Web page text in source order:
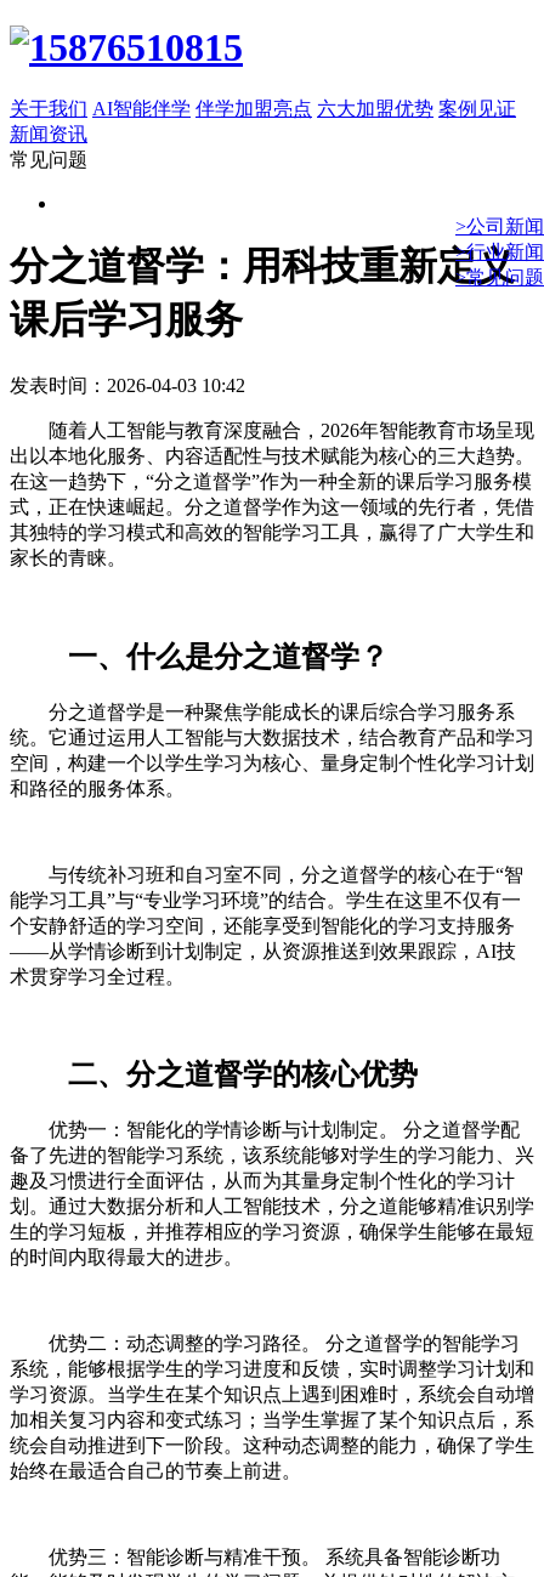
关于我们 AI智能伴学 伴学加盟亮点 六大加盟优势 案例见证
新闻资讯
常见问题
>公司新闻
>行业新闻
>常见问题
分之道督学：用科技重新定义
课后学习服务
发表时间：2026-04-03 10:42
随着人工智能与教育深度融合，2026年智能教育市场呈现
出以本地化服务、内容适配性与技术赋能为核心的三大趋势。
在这一趋势下，“分之道督学”作为一种全新的课后学习服务模
式，正在快速崛起。分之道督学作为这一领域的先行者，凭借
其独特的学习模式和高效的智能学习工具，赢得了广大学生和
家长的青睐。
一、什么是分之道督学？
分之道督学是一种聚焦学能成长的课后综合学习服务系
统。它通过运用人工智能与大数据技术，结合教育产品和学习
空间，构建一个以学生学习为核心、量身定制个性化学习计划
和路径的服务体系。
与传统补习班和自习室不同，分之道督学的核心在于“智
能学习工具”与“专业学习环境”的结合。学生在这里不仅有一
个安静舒适的学习空间，还能享受到智能化的学习支持服务
——从学情诊断到计划制定，从资源推送到效果跟踪，AI技
术贯穿学习全过程。
二、分之道督学的核心优势
优势一：智能化的学情诊断与计划制定。 分之道督学配
备了先进的智能学习系统，该系统能够对学生的学习能力、兴
趣及习惯进行全面评估，从而为其量身定制个性化的学习计
划。通过大数据分析和人工智能技术，分之道能够精准识别学
生的学习短板，并推荐相应的学习资源，确保学生能够在最短
的时间内取得最大的进步。
优势二：动态调整的学习路径。 分之道督学的智能学习
系统，能够根据学生的学习进度和反馈，实时调整学习计划和
学习资源。当学生在某个知识点上遇到困难时，系统会自动增
加相关复习内容和变式练习；当学生掌握了某个知识点后，系
统会自动推进到下一阶段。这种动态调整的能力，确保了学生
始终在最适合自己的节奏上前进。
优势三：智能诊断与精准干预。 系统具备智能诊断功